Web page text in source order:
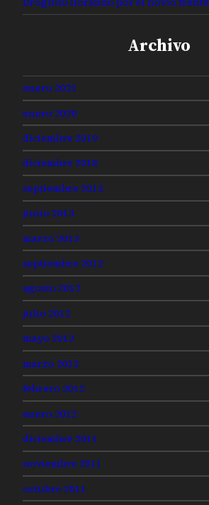
Archivo
enero 2021
enero 2020
diciembre 2019
diciembre 2018
septiembre 2013
junio 2013
marzo 2013
septiembre 2012
agosto 2012
julio 2012
mayo 2012
marzo 2012
febrero 2012
enero 2012
diciembre 2011
noviembre 2011
octubre 2011